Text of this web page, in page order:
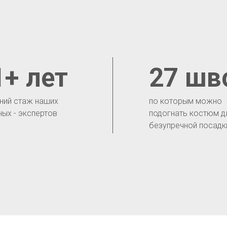
по которым можно
подогнать костюм
безупречной
27
стаж наших
- экспертов
лет